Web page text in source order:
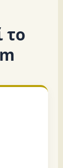
το